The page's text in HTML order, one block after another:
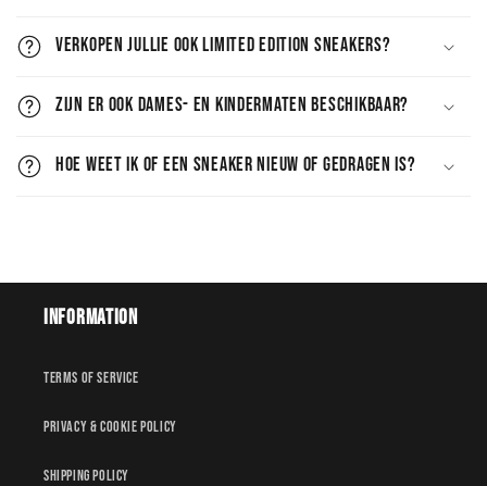
Verkopen jullie ook limited edition sneakers?
Zijn er ook dames- en kindermaten beschikbaar?
Hoe weet ik of een sneaker nieuw of gedragen is?
Information
Terms of service
Privacy & Cookie policy
Shipping policy